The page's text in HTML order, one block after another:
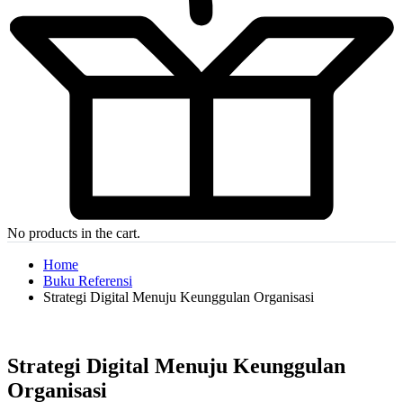
No products in the cart.
Home
Buku Referensi
Strategi Digital Menuju Keunggulan Organisasi
Strategi Digital Menuju Keunggulan
Organisasi